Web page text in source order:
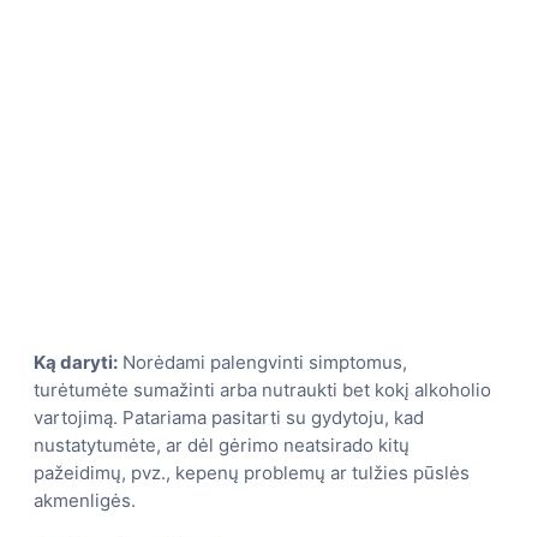
Ką daryti: Norėdami palengvinti simptomus,
turėtumėte sumažinti arba nutraukti bet kokį alkoholio
vartojimą. Patariama pasitarti su gydytoju, kad
nustatytumėte, ar dėl gėrimo neatsirado kitų
pažeidimų, pvz., kepenų problemų ar tulžies pūslės
akmenligės.